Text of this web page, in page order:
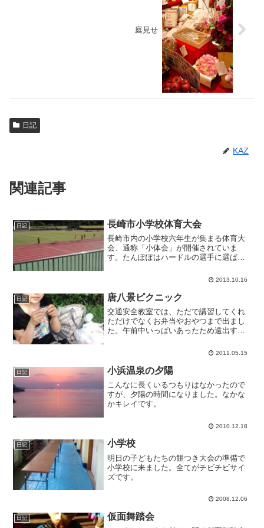
庭見せ
日記
KAZ
関連記事
日記 長崎市小学校体育大会
長崎市内の小学校六年生が集まる体育大
会、通称「小体会」が開催されていま
す。たんぽぽはハードルの選手に選ばれ
ました。タイム総合でも上位だと思いま
最後まで楽しませてもらいま...
2013.10.16
日記 唐八景ピクニック
交通安全教室では、ただで講習してくれ
ただけでなくお弁当やおやつまで出まし
た。午前中いっぱいあったため遠出する
あるので唐八景公園に来ました。昨日に
も気持ち良かったです。
2011.05.15
日記 小浜温泉の夕陽
こんなに長くいるつもりはなかったので
すが、夕陽の時間になりました。なかな
かキレイです。
2010.12.18
日記 小学校
明日の子どもたちの餅つき大会の準備で
小学校に来ました。全てがチビチビサイ
ズです。
2008.12.06
日記 仮面舞踏会